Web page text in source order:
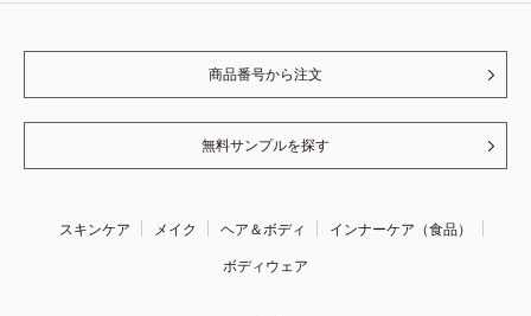
商品番号から注文
無料サンプルを探す
スキンケア メイク ヘア＆ボディ
インナーケア（食品）
ボディウェア